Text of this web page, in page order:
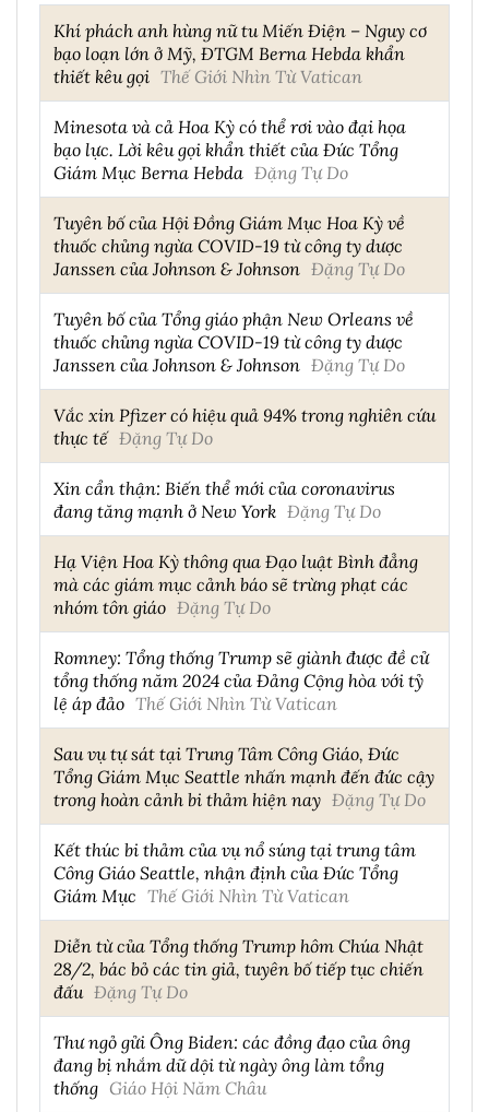
Khí phách anh hùng nữ tu Miến Điện – Nguy cơ
bạo loạn lớn ở Mỹ, ĐTGM Berna Hebda khẩn
thiết kêu gọi Thế Giới Nhìn Từ Vatican
Minesota và cả Hoa Kỳ có thể rơi vào đại họa
bạo lực. Lời kêu gọi khẩn thiết của Đức Tổng
Giám Mục Berna Hebda Đặng Tự Do
Tuyên bố của Hội Đồng Giám Mục Hoa Kỳ về
thuốc chủng ngừa COVID-19 từ công ty dược
Janssen của Johnson & Johnson Đặng Tự Do
Tuyên bố của Tổng giáo phận New Orleans về
thuốc chủng ngừa COVID-19 từ công ty dược
Janssen của Johnson & Johnson Đặng Tự Do
Vắc xin Pfizer có hiệu quả 94% trong nghiên cứu
thực tế Đặng Tự Do
Xin cẩn thận: Biến thể mới của coronavirus
đang tăng mạnh ở New York Đặng Tự Do
Hạ Viện Hoa Kỳ thông qua Đạo luật Bình đẳng
mà các giám mục cảnh báo sẽ trừng phạt các
nhóm tôn giáo Đặng Tự Do
Romney: Tổng thống Trump sẽ giành được đề cử
tổng thống năm 2024 của Đảng Cộng hòa với tỷ
lệ áp đảo Thế Giới Nhìn Từ Vatican
Sau vụ tự sát tại Trung Tâm Công Giáo, Đức
Tổng Giám Mục Seattle nhấn mạnh đến đức cậy
trong hoàn cảnh bi thảm hiện nay Đặng Tự Do
Kết thúc bi thảm của vụ nổ súng tại trung tâm
Công Giáo Seattle, nhận định của Đức Tổng
Giám Mục Thế Giới Nhìn Từ Vatican
Diễn từ của Tổng thống Trump hôm Chúa Nhật
28/2, bác bỏ các tin giả, tuyên bố tiếp tục chiến
đấu Đặng Tự Do
Thư ngỏ gửi Ông Biden: các đồng đạo của ông
đang bị nhắm dữ dội từ ngày ông làm tổng
thống Giáo Hội Năm Châu